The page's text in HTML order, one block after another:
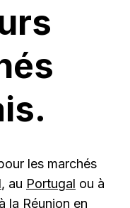
les marchés
, au Portugal ou à
la Réunion en